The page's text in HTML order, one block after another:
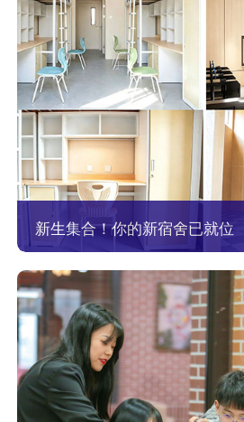
新生集合！你的新宿舍已就位